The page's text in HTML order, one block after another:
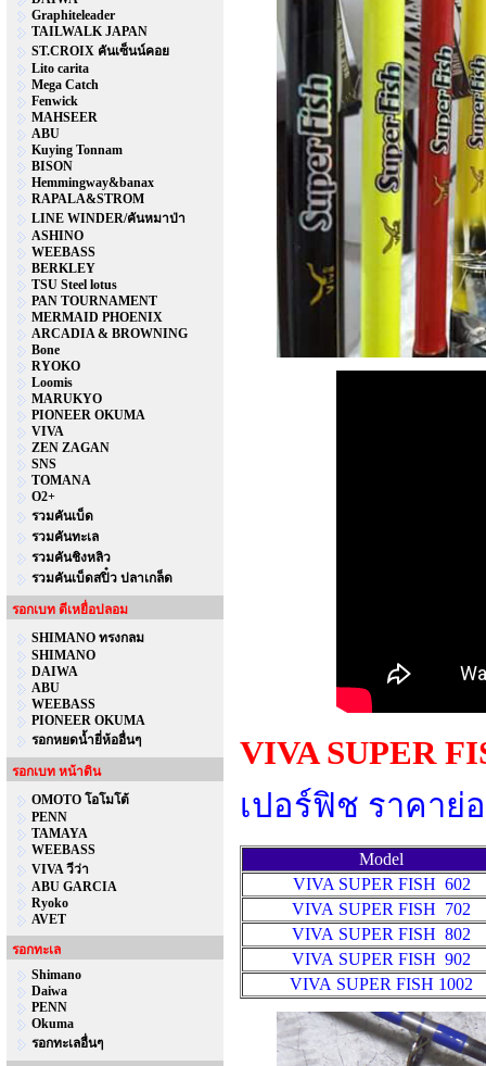
Graphiteleader
TAILWALK JAPAN
ST.CROIX คันเซ็นน์คอย
Lito carita
Mega Catch
Fenwick
MAHSEER
ABU
Kuying Tonnam
BISON
Hemmingway&banax
RAPALA&STROM
LINE WINDER/คันหมาป่า
ASHINO
WEEBASS
BERKLEY
TSU Steel lotus
PAN TOURNAMENT
MERMAID PHOENIX
ARCADIA & BROWNING
Bone
RYOKO
Loomis
MARUKYO
PIONEER OKUMA
VIVA
ZEN ZAGAN
SNS
TOMANA
O2+
รวมคันเบ็ด
รวมคันทะเล
รวมคันชิงหลิว
รวมคันเบ็ดสปิ๋ว ปลาเกล็ด
รอกเบท ตีเหยื่อปลอม
SHIMANO ทรงกลม
SHIMANO
DAIWA
ABU
WEEBASS
PIONEER OKUMA
รอกหยดน้ำยี่ห้ออื่นๆ
รอกเบท หน้าดิน
OMOTO โอโมโต้
PENN
TAMAYA
WEEBASS
VIVA วีว่า
ABU GARCIA
Ryoko
AVET
รอกทะเล
Shimano
Daiwa
PENN
Okuma
รอกทะเลอื่นๆ
VIVA SUPER
เปอร์ฟิช ราคาย่
Model
VIVA SUPER FISH 602
VIVA SUPER FISH 702
VIVA SUPER FISH 802
VIVA SUPER FISH 902
VIVA SUPER FISH 1002